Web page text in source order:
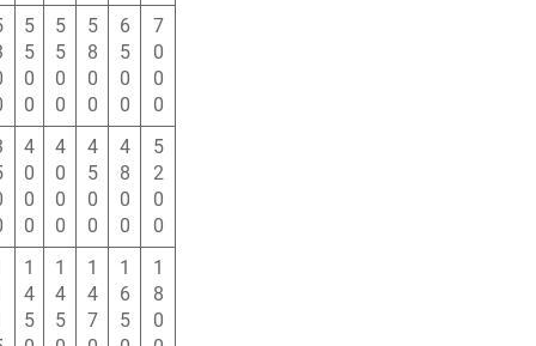
5
5
0
0
5
5
0
0
5
8
0
0
6
5
0
0
7
0
0
0
4
0
0
0
4
0
0
0
4
5
0
0
4
8
0
0
5
2
0
0
1
4
5
1
4
5
1
4
7
1
6
5
1
8
0